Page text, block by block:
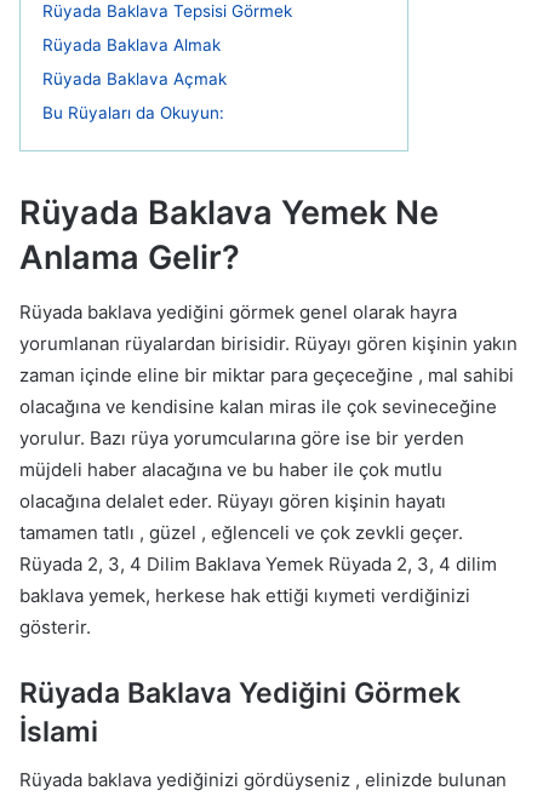
Rüyada Baklava Tepsisi Görmek
Rüyada Baklava Almak
Rüyada Baklava Açmak
Bu Rüyaları da Okuyun:
Rüyada Baklava Yemek Ne
Anlama Gelir?
Rüyada baklava yediğini görmek genel olarak hayra
yorumlanan rüyalardan birisidir. Rüyayı gören kişinin yakın
zaman içinde eline bir miktar para geçeceğine , mal sahibi
olacağına ve kendisine kalan miras ile çok sevineceğine
yorulur. Bazı rüya yorumcularına göre ise bir yerden
müjdeli haber alacağına ve bu haber ile çok mutlu
olacağına delalet eder. Rüyayı gören kişinin hayatı
tamamen tatlı , güzel , eğlenceli ve çok zevkli geçer.
Rüyada 2, 3, 4 Dilim Baklava Yemek Rüyada 2, 3, 4 dilim
baklava yemek, herkese hak ettiği kıymeti verdiğinizi
gösterir.
Rüyada Baklava Yediğini Görmek
İslami
Rüyada baklava yediğinizi gördüyseniz , elinizde bulunan